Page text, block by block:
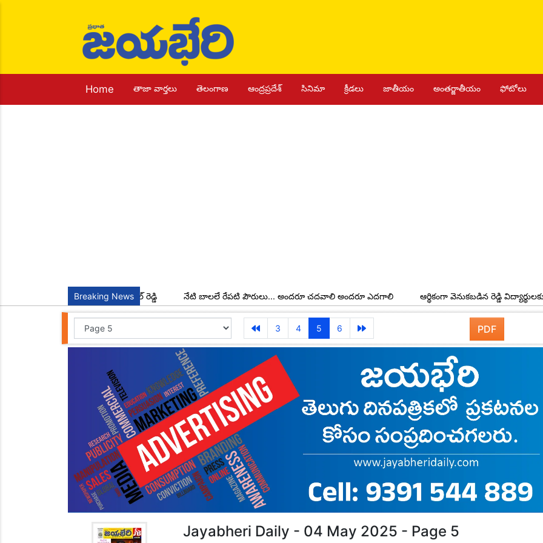
Home తాజా వార్తలు తెలంగాణ ఆంద్రప్రదేశ్ సినిమా క్రీడలు జాతీయం అంతర్జాతీయం ఫోటోలు
Breaking News
అధ్యక్షులుగా చాడ కొండాల్ రెడ్డి నేటి బాలలే రేపటి పౌరులు... అందరూ చదవాలి అందరూ ఎదగాలి ఆర్థికంగా వెనుకబడిన రెడ్డి విద్యార్థులకు అవర్
3 4 5 6 PDF
Jayabheri Daily - 04 May 2025 - Page 5